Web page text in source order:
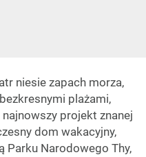
niesie zapach morza,
plażami,
projekt znanej
dom wakacyjny,
Parku Narodowego Thy,